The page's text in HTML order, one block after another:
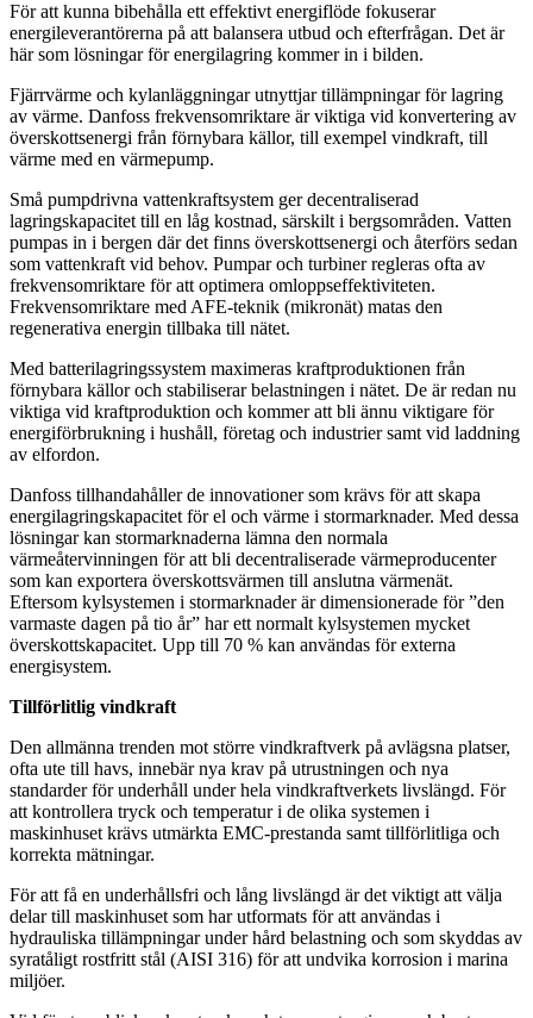
För att kunna bibehålla ett effektivt energiflöde fokuserar
energileverantörerna på att balansera utbud och efterfrågan. Det är
här som lösningar för energilagring kommer in i bilden.
Fjärrvärme och kylanläggningar utnyttjar tillämpningar för lagring
av värme. Danfoss frekvensomriktare är viktiga vid konvertering av
överskottsenergi från förnybara källor, till exempel vindkraft, till
värme med en värmepump.
Små pumpdrivna vattenkraftsystem ger decentraliserad
lagringskapacitet till en låg kostnad, särskilt i bergsområden. Vatten
pumpas in i bergen där det finns överskottsenergi och återförs sedan
som vattenkraft vid behov. Pumpar och turbiner regleras ofta av
frekvensomriktare för att optimera omloppseffektiviteten.
Frekvensomriktare med AFE-teknik (mikronät) matas den
regenerativa energin tillbaka till nätet.
Med batterilagringssystem maximeras kraftproduktionen från
förnybara källor och stabiliserar belastningen i nätet. De är redan nu
viktiga vid kraftproduktion och kommer att bli ännu viktigare för
energiförbrukning i hushåll, företag och industrier samt vid laddning
av elfordon.
Danfoss tillhandahåller de innovationer som krävs för att skapa
energilagringskapacitet för el och värme i stormarknader. Med dessa
lösningar kan stormarknaderna lämna den normala
värmeåtervinningen för att bli decentraliserade värmeproducenter
som kan exportera överskottsvärmen till anslutna värmenät.
Eftersom kylsystemen i stormarknader är dimensionerade för ”den
varmaste dagen på tio år” har ett normalt kylsystemen mycket
överskottskapacitet. Upp till 70 % kan användas för externa
energisystem.
Tillförlitlig vindkraft
Den allmänna trenden mot större vindkraftverk på avlägsna platser,
ofta ute till havs, innebär nya krav på utrustningen och nya
standarder för underhåll under hela vindkraftverkets livslängd. För
att kontrollera tryck och temperatur i de olika systemen i
maskinhuset krävs utmärkta EMC-prestanda samt tillförlitliga och
korrekta mätningar.
För att få en underhållsfri och lång livslängd är det viktigt att välja
delar till maskinhuset som har utformats för att användas i
hydrauliska tillämpningar under hård belastning och som skyddas av
syratåligt rostfritt stål (AISI 316) för att undvika korrosion i marina
miljöer.